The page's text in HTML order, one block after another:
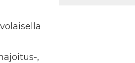
,